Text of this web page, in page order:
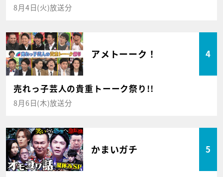
8月4日(火)放送分
アメトーーク！ 4
売れっ子芸人の貴重トーーク祭り!!
8月6日(木)放送分
かまいガチ 5